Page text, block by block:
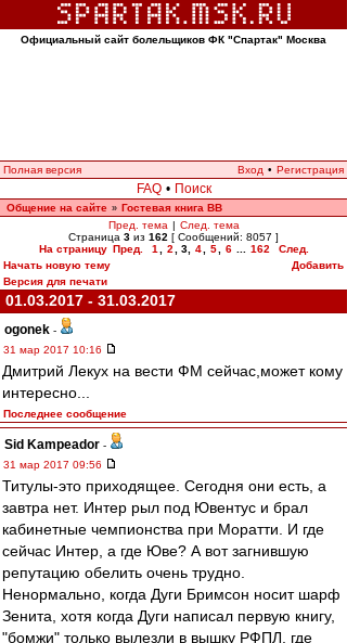
Официальный сайт болельщиков ФК "Спартак" Москва
Полная версия Вход • Регистрация
FAQ • Поиск
Общение на сайте » Гостевая книга ВВ
Пред. тема | След. тема
Страница 3 из 162 [ Сообщений: 8057 ]
На страницу Пред. 1 2 3, 4 5 6 162
След.
Начать новую тему
Добавить
Версия для печати
01.03.2017 - 31.03.2017
ogonek -
31 мар 2017 10:16
Дмитрий Лекух на вести ФМ сейчас,может кому
интересно...
Последнее сообщение
Sid Kampeador -
31 мар 2017 09:56
Титулы-это приходящее. Сегодня они есть, а
завтра нет. Интер рыл под Ювентус и брал
кабинетные чемпионства при Моратти. И где
сейчас Интер, а где Юве? А вот загнившую
репутацию обелить очень трудно.
Ненормально, когда Дуги Бримсон носит шарф
Зенита, хотя когда Дуги написал первую книгу,
"бомжи" только вылезли в вышку РФПЛ, где